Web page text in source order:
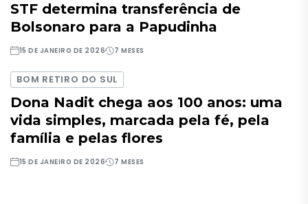
STF determina transferência de
Bolsonaro para a Papudinha
15 DE JANEIRO DE 2026 7 MESES
BOM RETIRO DO SUL
Dona Nadit chega aos 100 anos: uma
vida simples, marcada pela fé, pela
família e pelas flores
15 DE JANEIRO DE 2026 7 MESES